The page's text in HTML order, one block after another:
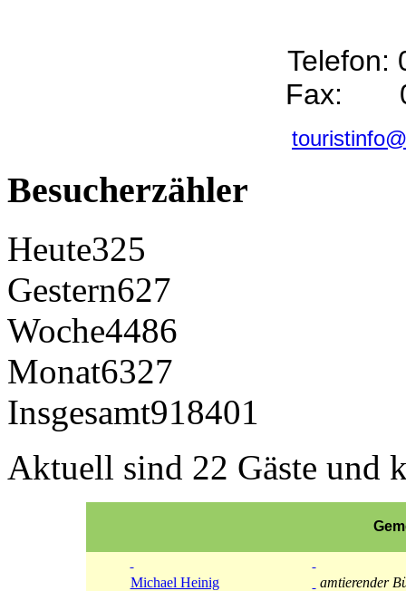
Telefon:
Fax:
Besucherzähler
Heute325
Gestern627
Woche4486
Monat6327
Insgesamt918401
Aktuell sind 22 Gäste und
Michael Heinig
amtierender